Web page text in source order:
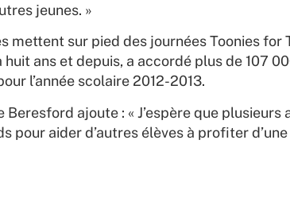
jeunes. »
mettent sur pied des journées Toonies
huit ans et depuis, a accordé plus de 107
l’année scolaire 2012-2013.
ajoute : « J’espère que
aider d’autres élèves à profiter